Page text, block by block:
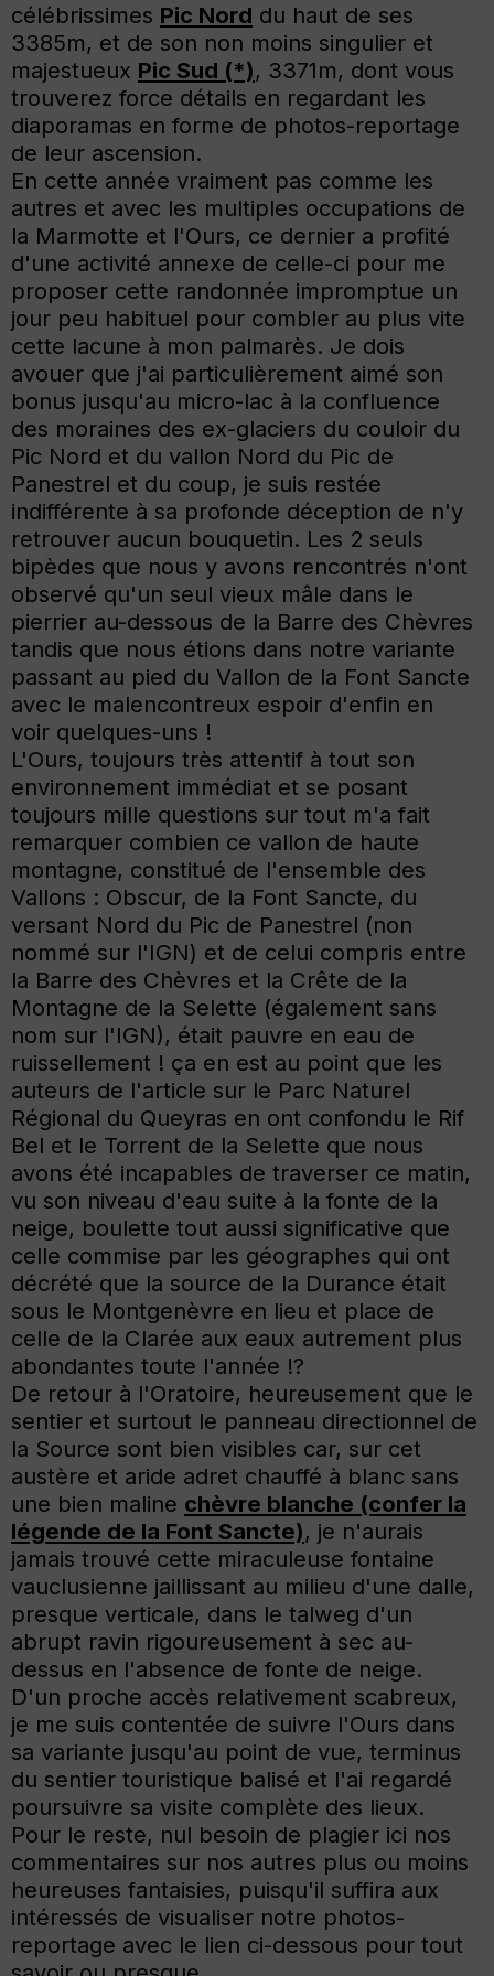
célébrissimes Pic Nord du haut de ses
3385m, et de son non moins singulier et
majestueux Pic Sud (*), 3371m, dont vous
trouverez force détails en regardant les
diaporamas en forme de photos-reportage
de leur ascension.
En cette année vraiment pas comme les
autres et avec les multiples occupations de
la Marmotte et l'Ours, ce dernier a profité
d'une activité annexe de celle-ci pour me
proposer cette randonnée impromptue un
jour peu habituel pour combler au plus vite
cette lacune à mon palmarès. Je dois
avouer que j'ai particulièrement aimé son
bonus jusqu'au micro-lac à la confluence
des moraines des ex-glaciers du couloir du
Pic Nord et du vallon Nord du Pic de
Panestrel et du coup, je suis restée
indifférente à sa profonde déception de n'y
retrouver aucun bouquetin. Les 2 seuls
bipèdes que nous y avons rencontrés n'ont
observé qu'un seul vieux mâle dans le
pierrier au-dessous de la Barre des Chèvres
tandis que nous étions dans notre variante
passant au pied du Vallon de la Font Sancte
avec le malencontreux espoir d'enfin en
voir quelques-uns !
L'Ours, toujours très attentif à tout son
environnement immédiat et se posant
toujours mille questions sur tout m'a fait
remarquer combien ce vallon de haute
montagne, constitué de l'ensemble des
Vallons : Obscur, de la Font Sancte, du
versant Nord du Pic de Panestrel (non
nommé sur l'IGN) et de celui compris entre
la Barre des Chèvres et la Crête de la
Montagne de la Selette (également sans
nom sur l'IGN), était pauvre en eau de
ruissellement ! ça en est au point que les
auteurs de l'article sur le Parc Naturel
Régional du Queyras en ont confondu le Rif
Bel et le Torrent de la Selette que nous
avons été incapables de traverser ce matin,
vu son niveau d'eau suite à la fonte de la
neige, boulette tout aussi significative que
celle commise par les géographes qui ont
décrété que la source de la Durance était
sous le Montgenèvre en lieu et place de
celle de la Clarée aux eaux autrement plus
abondantes toute l'année !?
De retour à l'Oratoire, heureusement que le
sentier et surtout le panneau directionnel de
la Source sont bien visibles car, sur cet
austère et aride adret chauffé à blanc sans
une bien maline chèvre blanche (confer la
légende de la Font Sancte), je n'aurais
jamais trouvé cette miraculeuse fontaine
vauclusienne jaillissant au milieu d'une dalle,
presque verticale, dans le talweg d'un
abrupt ravin rigoureusement à sec au-
dessus en l'absence de fonte de neige.
D'un proche accès relativement scabreux,
je me suis contentée de suivre l'Ours dans
sa variante jusqu'au point de vue, terminus
du sentier touristique balisé et l'ai regardé
poursuivre sa visite complète des lieux.
Pour le reste, nul besoin de plagier ici nos
commentaires sur nos autres plus ou moins
heureuses fantaisies, puisqu'il suffira aux
intéressés de visualiser notre photos-
reportage avec le lien ci-dessous pour tout